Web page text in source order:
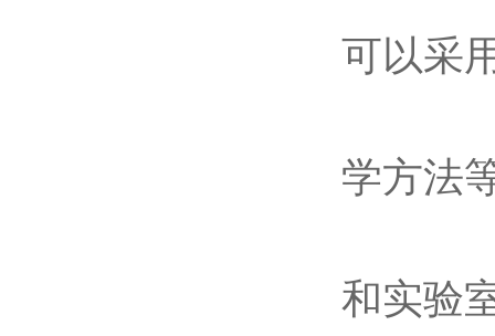
可以采
学方法
和实验